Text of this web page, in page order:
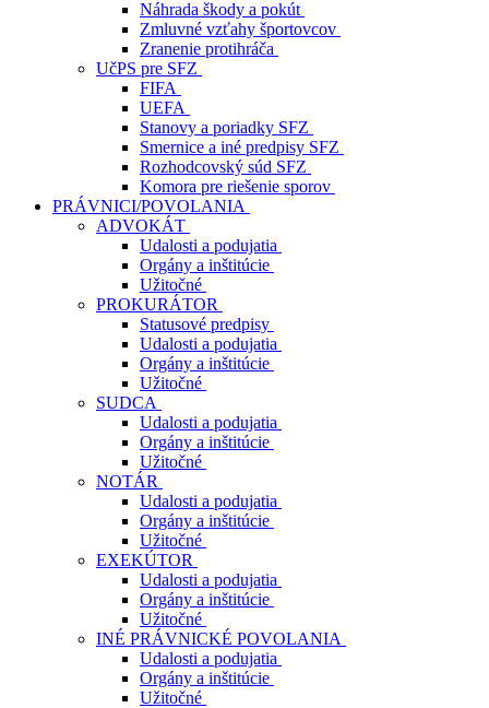
Náhrada škody a pokút
Zmluvné vzťahy športovcov
Zranenie protihráča
UčPS pre SFZ
FIFA
UEFA
Stanovy a poriadky SFZ
Smernice a iné predpisy SFZ
Rozhodcovský súd SFZ
Komora pre riešenie sporov
PRÁVNICI/POVOLANIA
ADVOKÁT
Udalosti a podujatia
Orgány a inštitúcie
Užitočné
PROKURÁTOR
Statusové predpisy
Udalosti a podujatia
Orgány a inštitúcie
Užitočné
SUDCA
Udalosti a podujatia
Orgány a inštitúcie
Užitočné
NOTÁR
Udalosti a podujatia
Orgány a inštitúcie
Užitočné
EXEKÚTOR
Udalosti a podujatia
Orgány a inštitúcie
Užitočné
INÉ PRÁVNICKÉ POVOLANIA
Udalosti a podujatia
Orgány a inštitúcie
Užitočné